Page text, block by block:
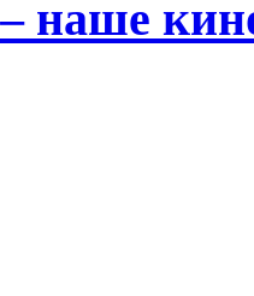
наше